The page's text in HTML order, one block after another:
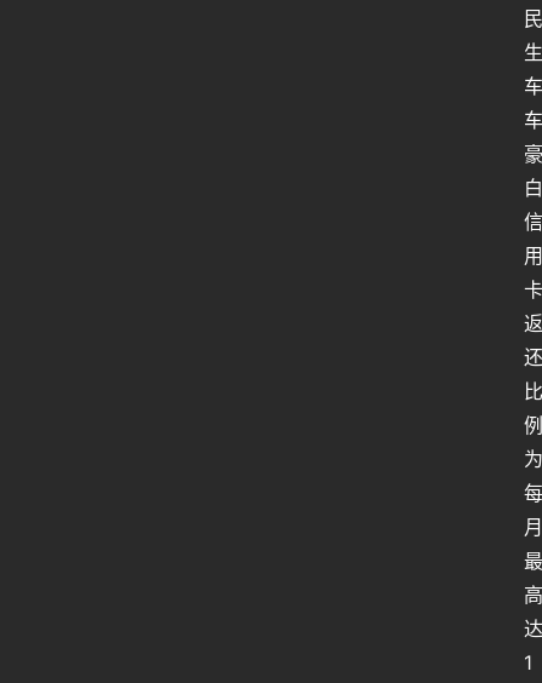
民
生
车
车
豪
白
信
用
卡
返
还
比
例
为
每
月
最
高
达
1